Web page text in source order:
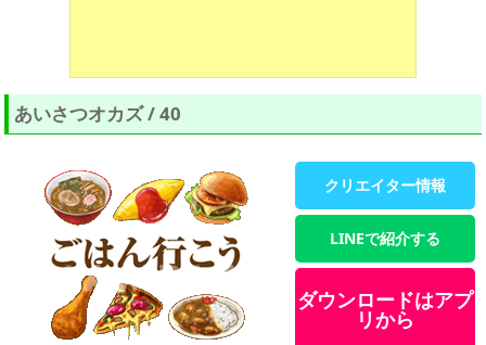
あいさつオカズ / 40
クリエイター情報
LINEで紹介する
ダウンロードはアプ
リから